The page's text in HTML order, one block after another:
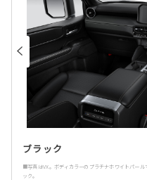
ブラック
■写真はVX。ボディカラーのプラチナホワイトパー
ック。